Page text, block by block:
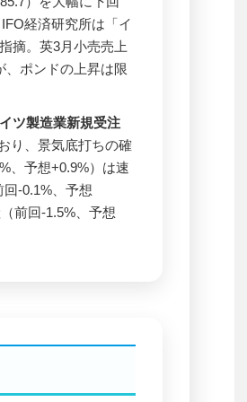
経済研究所は「イ
摘。英3月小売売上
、ポンドの上昇は限
イツ製造業新規受注
り、景気底打ちの確
、予想+0.9%）は速
-0.1%、予想
前回-1.5%、予想